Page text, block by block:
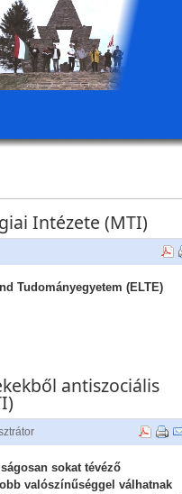
Intézete (MTI)
Tudományegyetem (ELTE)
antiszociális
sokat tévéző
valószínűséggel válhatnak